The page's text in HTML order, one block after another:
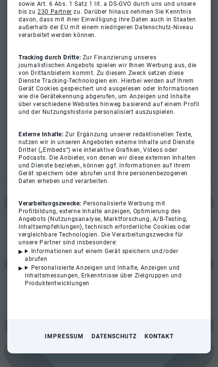
sowie Art. 6 Abs. 1 Satz 1 lit. a DS-GVO durch uns und unsere
bis zu230 Partner zu. Darüber hinaus nehmen Sie Kenntnis
davon, dass mit ihrer Einwilligung ihre Daten auch in Staaten
außerhalb der EU mit einem niedrigeren Datenschutz-Niveau
verarbeitet werden können.
Tracking durch Dritte: Zur Finanzierung unseres
journalistischen Angebots spielen wir Ihnen Werbung aus, die
von Drittanbietern kommt. Zu diesem Zweck setzen diese
Dienste Tracking-Technologien ein. Hierbei werden auf Ihrem
Gerät Cookies gespeichert und ausgelesen oder Informationen
wie die Gerätekennung abgerufen, um Anzeigen und Inhalte
über verschiedene Websites hinweg basierend auf einem Profil
und der Nutzungshistorie personalisiert auszuspielen.
Externe Inhalte:Zur Ergänzung unserer redaktionellen Texte,
nutzen wir in unseren Angeboten externe Inhalte und Dienste
Dritter („Embeds“) wie interaktive Grafiken, Videos oder
Podcasts. Die Anbieter, von denen wir diese externen Inhalten
und Dienste beziehen, können ggf. Informationen auf Ihrem
Gerät speichern oder abrufen und Ihre personenbezogenen
Daten erheben und verarbeiten.
Verarbeitungszwecke: Personalisierte Werbung mit
Profilbildung, externe Inhalte anzeigen, Optimierung des
Angebots (Nutzungsanalyse, Marktforschung, A/B-Testing,
Inhaltsempfehlungen), technisch erforderliche Cookies oder
vergleichbare Technologien. Die Verarbeitungszwecke für
unsere Partner sind insbesondere:
Informationen auf einem Gerät speichern und/oder
abrufen
Personalisierte Anzeigen und Inhalte, Anzeigen und
Inhaltsmessungen, Erkenntnisse über Zielgruppen und
Produktentwicklungen
IMPRESSUM DATENSCHUTZ KONTAKT